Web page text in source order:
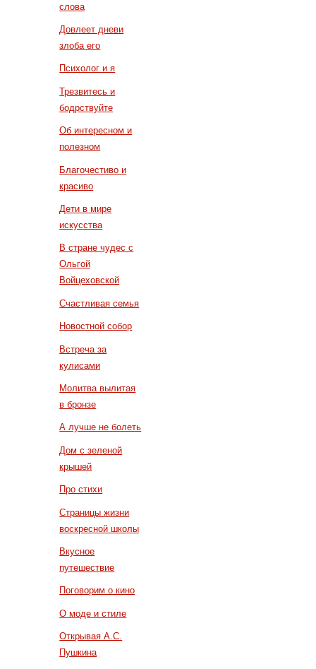
слова
Довлеет дневи
злоба его
Психолог и я
Трезвитесь и
бодрствуйте
Об интересном и
полезном
Благочестиво и
красиво
Дети в мире
искусства
В стране чудес с
Ольгой
Войцеховской
Счастливая семья
Новостной собор
Встреча за
кулисами
Молитва вылитая
в бронзе
А лучше не болеть
Дом с зеленой
крышей
Про стихи
Страницы жизни
воскресной школы
Вкусное
путешествие
Поговорим о кино
О моде и стиле
Открывая А.С.
Пушкина